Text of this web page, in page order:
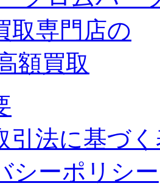
引法に基づ
シーポリシー